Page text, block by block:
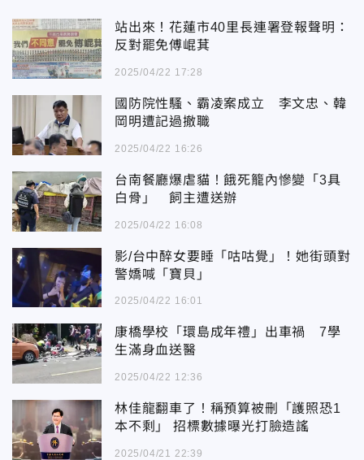
站出來！花蓮市40里長連署登報聲明：
反對罷免傅崐萁
2025/04/22 17:28
國防院性騷、霸凌案成立 李文忠、韓
岡明遭記過撤職
2025/04/22 16:26
台南餐廳爆虐貓！餓死籠內慘變「3具
白骨」 飼主遭送辦
2025/04/22 16:08
影/台中醉女要睡「咕咕覺」！她街頭對
警嬌喊「寶貝」
2025/04/22 16:01
康橋學校「環島成年禮」出車禍 7學
生滿身血送醫
2025/04/22 12:36
林佳龍翻車了！稱預算被刪「護照恐1
本不剩」 招標數據曝光打臉造謠
2025/04/21 22:39